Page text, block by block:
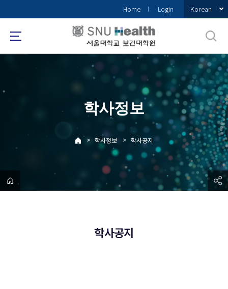
로
메
Home Login Korean
학사정보
> 학사정보 > 학사공지
학사공지